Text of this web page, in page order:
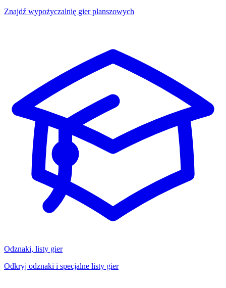
Znajdź wypożyczalnię gier planszowych
Odznaki, listy gier
Odkryj odznaki i specjalne listy gier